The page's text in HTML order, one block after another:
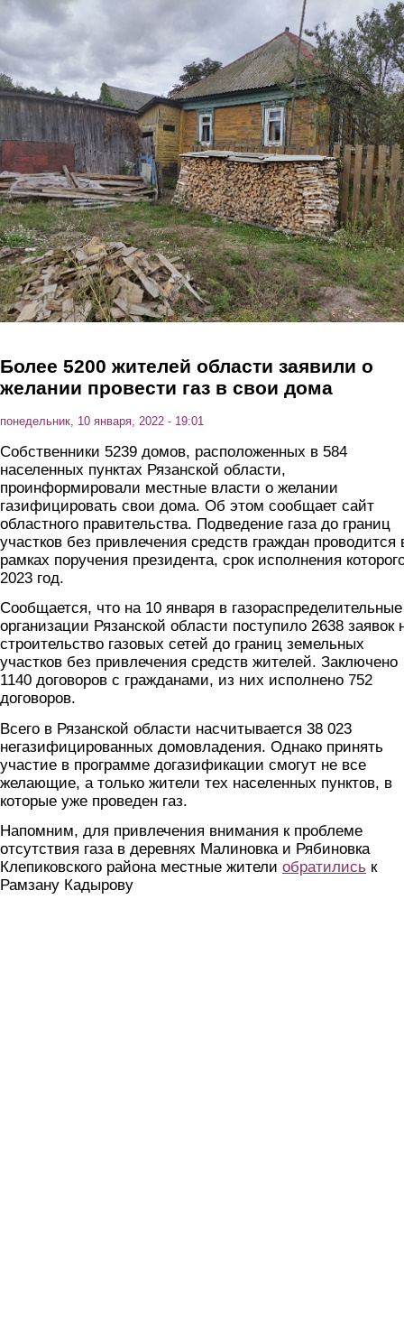
Перейти к основному содержанию
Более 5200 жителей области заявили о
желании провести газ в свои дома
понедельник, 10 января, 2022 - 19:01
Собственники 5239 домов, расположенных в 584
населенных пунктах Рязанской области,
проинформировали местные власти о желании
газифицировать свои дома. Об этом сообщает сайт
областного правительства. Подведение газа до границ
участков без привлечения средств граждан проводится
рамках поручения президента, срок исполнения
2023 год.
Сообщается, что на 10 января в газораспределительные
организации Рязанской области поступило 2638 заявок
строительство газовых сетей до границ земельных
участков без привлечения средств жителей. Заключено
1140 договоров с гражданами, из них исполнено 752
договоров.
Всего в Рязанской области насчитывается 38 023
негазифицированных домовладения. Однако принять
участие в программе догазификации смогут не все
желающие, а только жители тех населенных пунктов, в
которые уже проведен газ.
Напомним, для привлечения внимания к проблеме
отсутствия газа в деревнях Малиновка и Рябиновка
Клепиковского района местные жители обратились к
Рамзану Кадырову